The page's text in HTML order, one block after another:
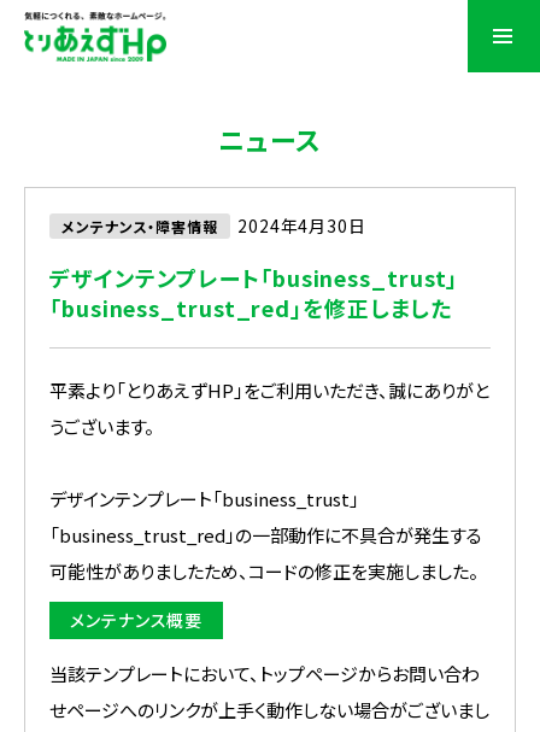
ニュース
メンテナンス・障害情報 2024年4月30日
デザインテンプレート「business_trust」
「business_trust_red」を修正しました
平素より「とりあえずHP」をご利用いただき、誠にありがと
うございます。
デザインテンプレート「business_trust」
「business_trust_red」の一部動作に不具合が発生する
可能性がありましたため、コードの修正を実施しました。
メンテナンス概要
当該テンプレートにおいて、トップページからお問い合わ
せページへのリンクが上手く動作しない場合がございまし